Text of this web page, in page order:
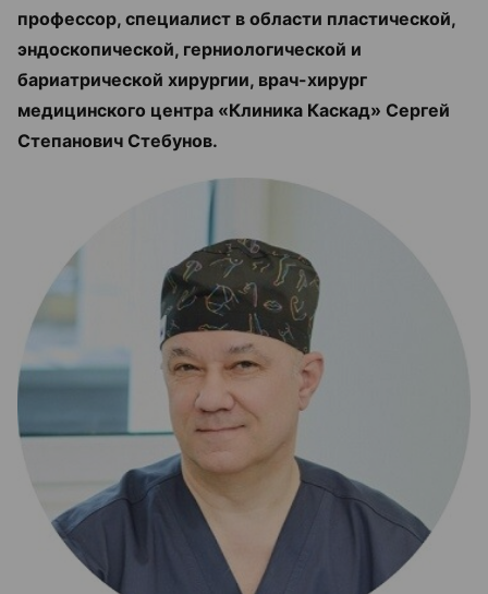
профессор, специалист в области пластической,
эндоскопической, герниологической и
бариатрической хирургии, врач-хирург
медицинского центра «Клиника Каскад» Сергей
Степанович Стебунов.